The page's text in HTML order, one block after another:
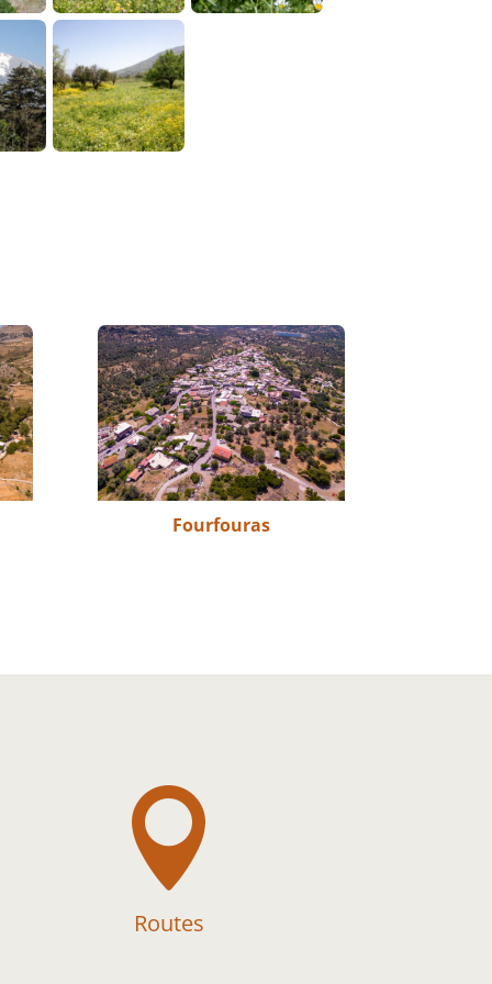
Fourfouras

Routes